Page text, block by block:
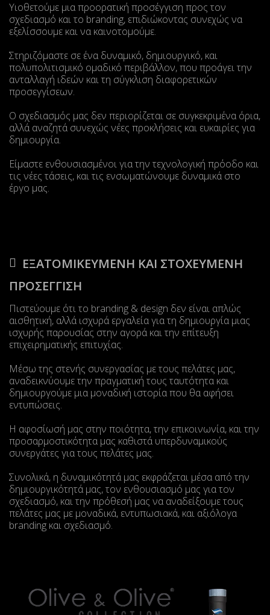
Υιοθετούμε μια προορατική προσέγγιση προς τον
σχεδιασμό και το branding, επιδιώκοντας συνεχώς να
εξελίσσουμε και να καινοτομούμε.
Στηριζόμαστε σε ένα δυναμικό, δημιουργικό, και
πολυπολιτισμικό ομαδικό περιβάλλον, που προάγει την
ανταλλαγή ιδεών και τη σύγκλιση διαφορετικών
προσεγγίσεων.
Ο σχεδιασμός μας δεν περιορίζεται σε συγκεκριμένα όρια,
αλλά αναζητά συνεχώς νέες προκλήσεις και ευκαιρίες για
δημιουργία.
Είμαστε ενθουσιασμένοι για την τεχνολογική πρόοδο και
τις νέες τάσεις, και τις ενσωματώνουμε δυναμικά στο
έργο μας.
ΕΞΑΤΟΜΙΚΕΥΜΕΝΗ ΚΑΙ ΣΤΟΧΕΥΜΕΝΗ
ΠΡΟΣΕΓΓΙΣΗ
Πιστεύουμε ότι το branding & design δεν είναι απλώς
αισθητική, αλλά ισχυρά εργαλεία για τη δημιουργία μιας
ισχυρής παρουσίας στην αγορά και την επίτευξη
επιχειρηματικής επιτυχίας.
Μέσω της στενής συνεργασίας με τους πελάτες μας,
αναδεικνύουμε την πραγματική τους ταυτότητα και
δημιουργούμε μια μοναδική ιστορία που θα αφήσει
εντυπώσεις.
Η αφοσίωσή μας στην ποιότητα, την επικοινωνία, και την
προσαρμοστικότητα μας καθιστά υπερδυναμικούς
συνεργάτες για τους πελάτες μας.
Συνολικά, η δυναμικότητά μας εκφράζεται μέσα από την
δημιουργικότητά μας, τον ενθουσιασμό μας για τον
σχεδιασμό, και την πρόθεσή μας να αναδείξουμε τους
πελάτες μας με μοναδικά, εντυπωσιακά, και αξιόλογα
branding και σχεδιασμό.